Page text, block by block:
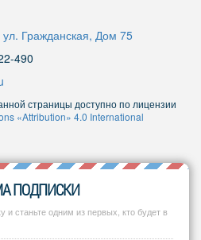
Гражданская, Дом 75
490
страницы доступно по лицензии
«Attribution» 4.0 International
ПОДПИСКИ
станьте одним из первых, кто будет в